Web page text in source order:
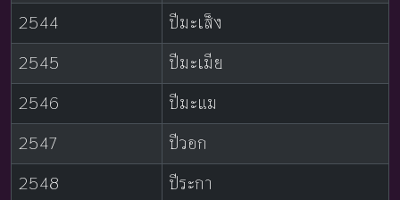
2544
ปีมะเส็ง
2545
ปีมะเมีย
2546
ปีมะแม
2547
ปีวอก
2548
ปีระกา